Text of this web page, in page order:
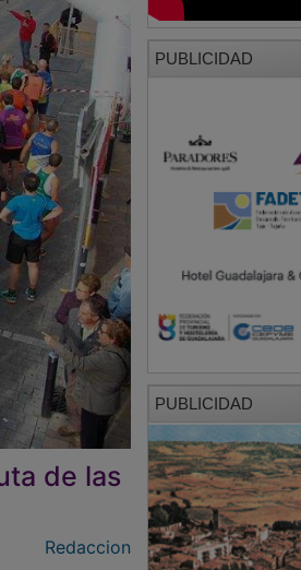
de las
Redaccion
PUBLICIDAD
PUBLICIDAD